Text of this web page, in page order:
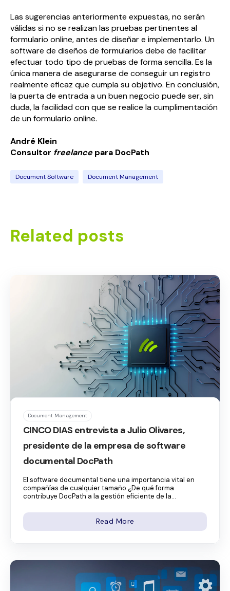
Las sugerencias anteriormente expuestas, no serán
válidas si no se realizan las pruebas pertinentes al
formulario online, antes de diseñar e implementarlo. Un
software de diseños de formularios debe de facilitar
efectuar todo tipo de pruebas de forma sencilla. Es la
única manera de asegurarse de conseguir un registro
realmente eficaz que cumpla su objetivo. En conclusión,
la puerta de entrada a un buen negocio puede ser, sin
duda, la facilidad con que se realice la cumplimentación
de un formulario online.
André Klein
Consultor freelance para DocPath
Document Software Document Management
Related posts
Document Management
CINCO DIAS entrevista a Julio Olivares,
presidente de la empresa de software
documental DocPath
El software documental tiene una importancia vital en
compañías de cualquier tamaño ¿De qué forma
contribuye DocPath a la gestión eficiente de la...
Read More